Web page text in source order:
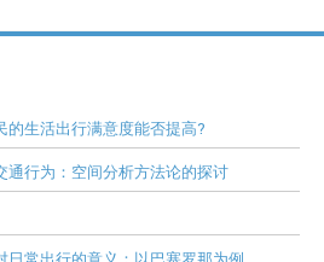
的生活出行满意度能否提高?
通行为：空间分析方法论的探讨